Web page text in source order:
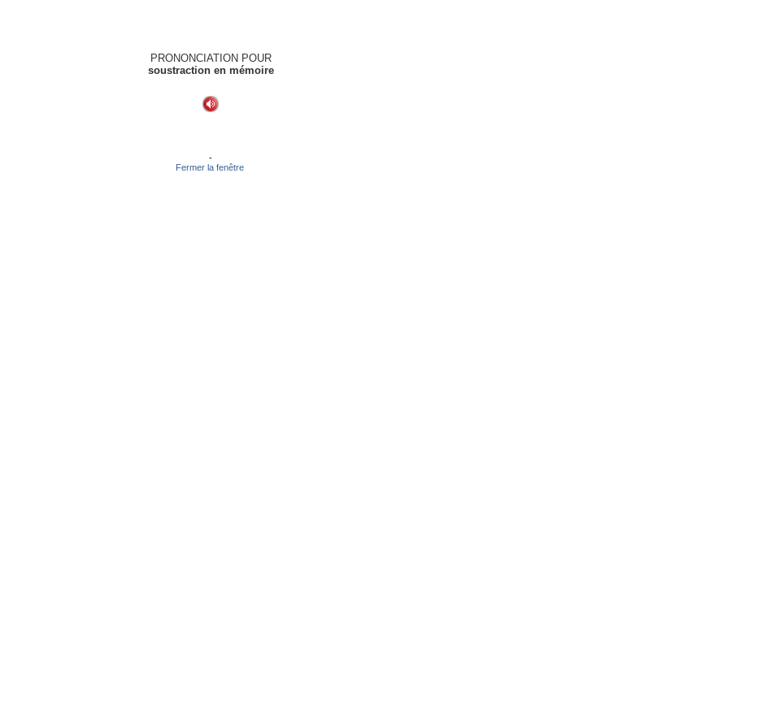
PRONONCIATION POUR
soustraction en mémoire
-
Fermer la fenêtre